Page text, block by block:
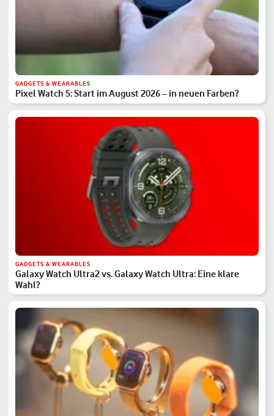
GADGETS & WEARABLES
Pixel Watch 5: Start im August 2026 – in neuen Farben?
GADGETS & WEARABLES
Galaxy Watch Ultra2 vs. Galaxy Watch Ultra: Eine klare
Wahl?